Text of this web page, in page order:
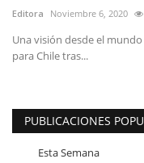
Editora Noviembre 6, 2020
Una visión desde el
para Chile tras...
PUBLICACIONES
Esta Semana